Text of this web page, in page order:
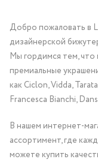
Добро пожаловать в
дизайнерской
Мы гордимся тем, что
премиальные
как Ciclon, Vidda,
Francesca Bianchi,
В нашем интернет-
ассортимент, где
можете купить